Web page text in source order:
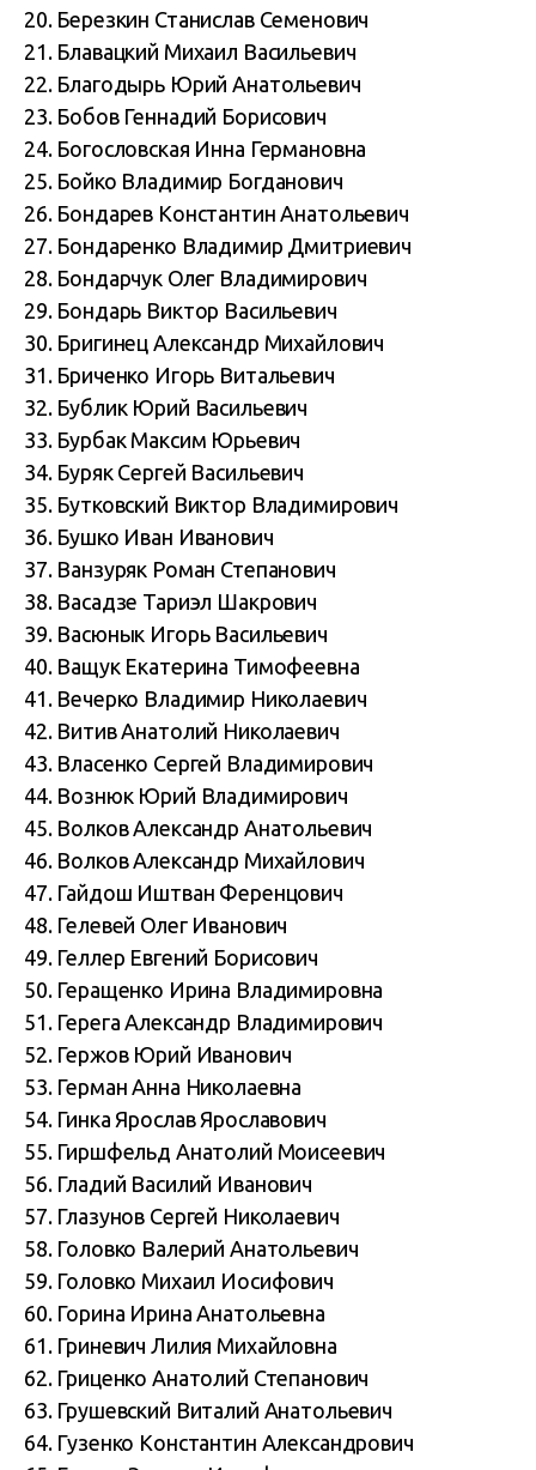
20. Березкин Станислав Семенович
21. Блавацкий Михаил Васильевич
22. Благодырь Юрий Анатольевич
23. Бобов Геннадий Борисович
24. Богословская Инна Германовна
25. Бойко Владимир Богданович
26. Бондарев Константин Анатольевич
27. Бондаренко Владимир Дмитриевич
28. Бондарчук Олег Владимирович
29. Бондарь Виктор Васильевич
30. Бригинец Александр Михайлович
31. Бриченко Игорь Витальевич
32. Бублик Юрий Васильевич
33. Бурбак Максим Юрьевич
34. Буряк Сергей Васильевич
35. Бутковский Виктор Владимирович
36. Бушко Иван Иванович
37. Ванзуряк Роман Степанович
38. Васадзе Тариэл Шакрович
39. Васюнык Игорь Васильевич
40. Ващук Екатерина Тимофеевна
41. Вечерко Владимир Николаевич
42. Витив Анатолий Николаевич
43. Власенко Сергей Владимирович
44. Вознюк Юрий Владимирович
45. Волков Александр Анатольевич
46. Волков Александр Михайлович
47. Гайдош Иштван Ференцович
48. Гелевей Олег Иванович
49. Геллер Евгений Борисович
50. Геращенко Ирина Владимировна
51. Герега Александр Владимирович
52. Гержов Юрий Иванович
53. Герман Анна Николаевна
54. Гинка Ярослав Ярославович
55. Гиршфельд Анатолий Моисеевич
56. Гладий Василий Иванович
57. Глазунов Сергей Николаевич
58. Головко Валерий Анатольевич
59. Головко Михаил Иосифович
60. Горина Ирина Анатольевна
61. Гриневич Лилия Михайловна
62. Гриценко Анатолий Степанович
63. Грушевский Виталий Анатольевич
64. Гузенко Константин Александрович